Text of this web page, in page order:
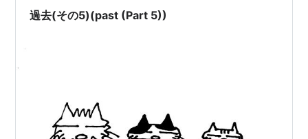
働かなくていいの？？と…
過去(その5)(past (Part 5))